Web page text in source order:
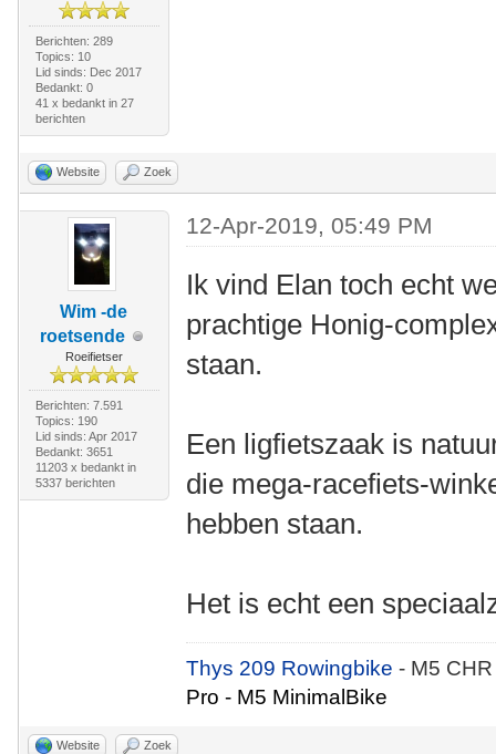
Berichten: 289
Topics: 10
Lid sinds: Dec 2017
Bedankt: 0
41 x bedankt in 27
berichten
Website Zoek
Wim -de
roetsende
Roeifietser
Berichten: 7.591
Topics: 190
Lid sinds: Apr 2017
Bedankt: 3651
11203 x bedankt in
5337 berichten
12-Apr-2019, 05:49 PM
Ik vind Elan toch echt
prachtige Honig-
staan.
Een ligfietszaak is
die mega-racefiets-
hebben staan.
Het is echt een
Thys 209 Rowingbike- M5
Pro - M5 MinimalBike
Website Zoek